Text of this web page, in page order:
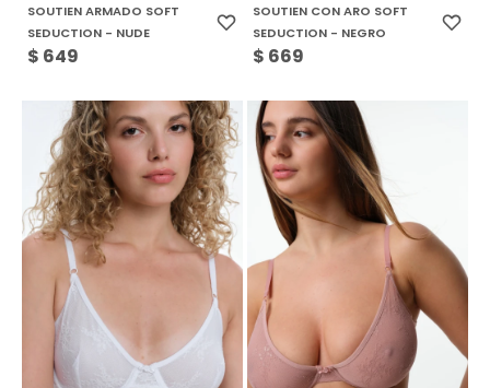
SOUTIEN ARMADO SOFT
SEDUCTION - NUDE
$ 649
SOUTIEN CON ARO SOFT
SEDUCTION - NEGRO
$ 669